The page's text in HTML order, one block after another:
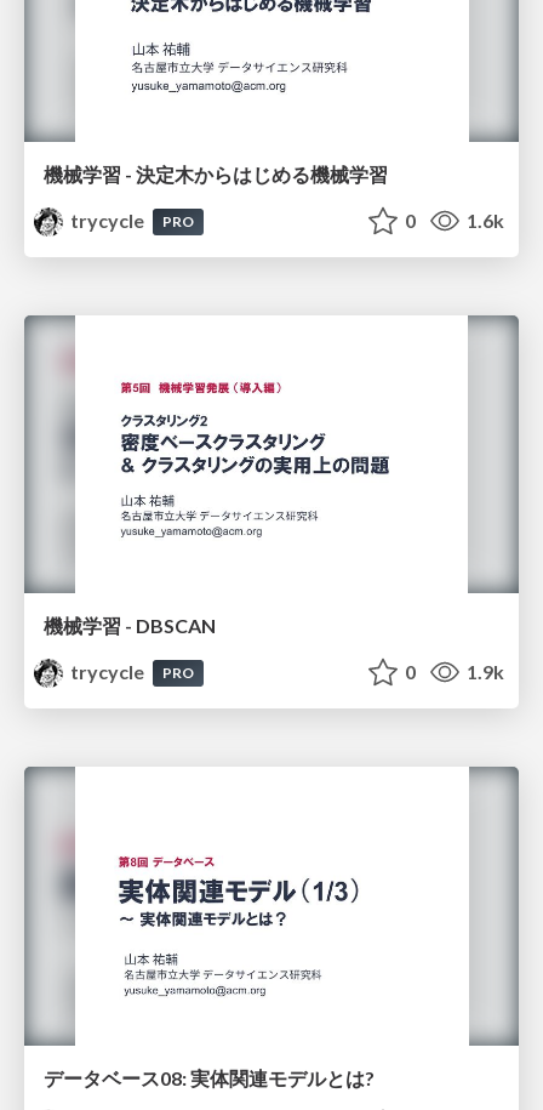
機械学習 - 決定木からはじめる機械学習
trycycle
PRO 0 1.6k
機械学習 - DBSCAN
trycycle
PRO 0 1.9k
データベース08: 実体関連モデルとは?